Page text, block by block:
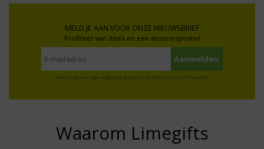
MELD JE AAN VOOR ONZE NIEUWSBRIEF
Profiteer van deals en een dosis inspiratie!
Geen zorgen: we gaan veilig met je gegevens om. Dat lees je in ons Privacybeleid.
Waarom Limegifts